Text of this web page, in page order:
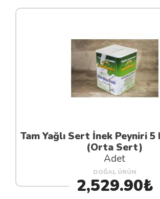
Tam Yağlı Sert İnek Peyniri 5
(Orta Sert)
Adet
DOĞAL ÜRÜN
2,529.90₺